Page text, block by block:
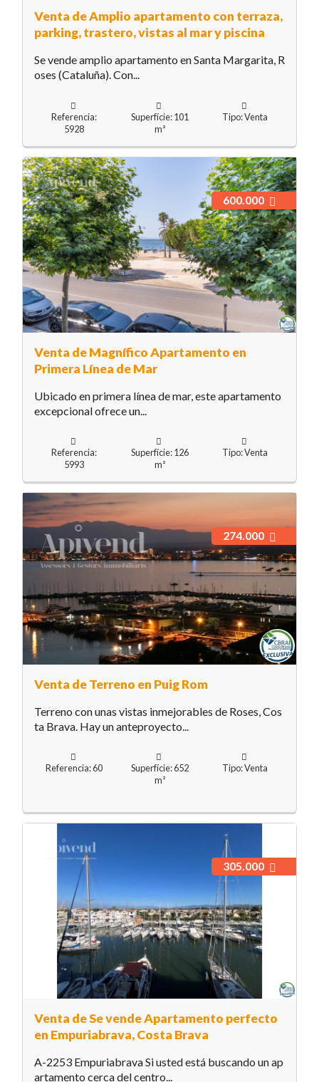
Venta de Amplio apartamento con terraza,
parking, trastero, vistas al mar y piscina
Se vende amplio apartamento en Santa Margarita, R
oses (Cataluña). Con...
Referencia:
5928
Superfície: 101
m²
Tipo: Venta
Venta de Magnífico Apartamento en
Primera Línea de Mar
600.000
Ubicado en primera línea de mar, este apartamento
excepcional ofrece un...
Referencia:
5993
Superfície: 126
m²
Tipo: Venta
Venta de Terreno en Puig Rom
274.000
Terreno con unas vistas inmejorables de Roses, Cos
ta Brava. Hay un anteproyecto...
Referencia: 60
Superfície: 652
m²
Tipo: Venta
Venta de Se vende Apartamento perfecto
en Empuriabrava, Costa Brava
305.000
A-2253 Empuriabrava Si usted está buscando un ap
artamento cerca del centro...